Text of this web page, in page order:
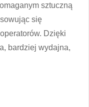
sztuczną
się
Dzięki
bardziej wydajna,